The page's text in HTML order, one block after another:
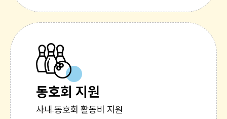
동호회 지원
사내 동호회 활동비 지원